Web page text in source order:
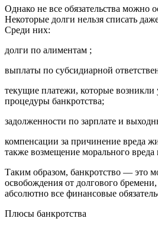
Однако не все обязательства можно
Некоторые долги нельзя списать
Среди них:
долги по алиментам ;
выплаты по субсидиарной
текущие платежи, которые возникли
процедуры банкротства;
задолженности по зарплате и
компенсации за причинение вреда
также возмещение морального вреда
Таким образом, банкротство — это
освобождения от долгового бремени,
абсолютно все финансовые
Плюсы банкротства